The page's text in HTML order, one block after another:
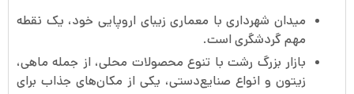
میدان شهرداری با معماری زیبای اروپایی خود، یک نقطه
مهم گردشگری است.
بازار بزرگ رشت با تنوع محصولات محلی، از جمله ماهی،
زیتون و انواع صنایع‌دستی، یکی از مکان‌های جذاب برای